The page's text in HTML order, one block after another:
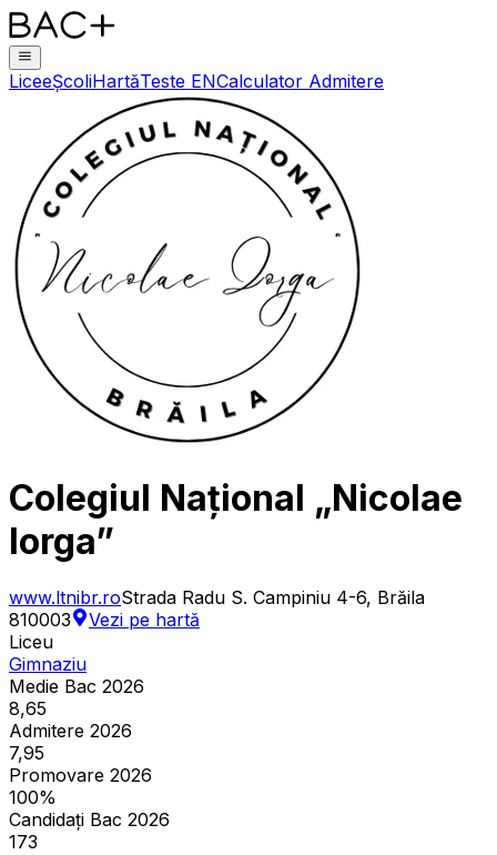
LiceeȘcoliHartăTeste ENCalculator Admitere
Colegiul Național „Nicolae
Iorga”
www.ltnibr.roStrada Radu S. Campiniu 4-6, Brăila
810003
Vezi pe hartă
Liceu
Gimnaziu
Medie Bac 2026
8,65
Admitere 2026
7,95
Promovare 2026
100%
Candidați Bac 2026
173